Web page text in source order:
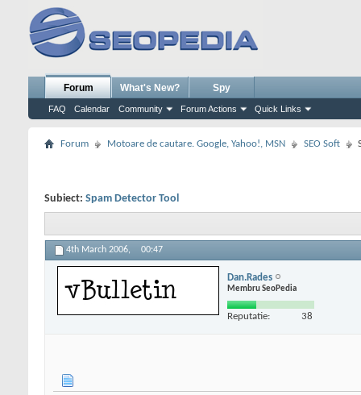
Forum
FAQ Calendar Community Forum Actions Quick Links
What's New? Spy
Forum Motoare de cautare. Google, Yahoo!, MSN SEO Soft
Subiect: Spam Detector Tool
4th March 2006, 00:47
Dan.Rades
Membru SeoPedia
Reputatie: 38